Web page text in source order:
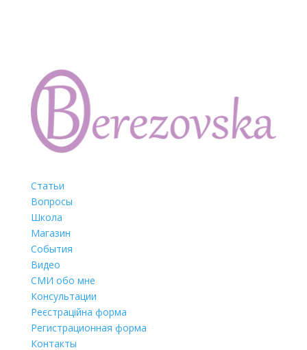
Статьи
Вопросы
Школа
Магазин
События
Видео
СМИ обо мне
Консультации
Реєстраційна форма
Регистрационная форма
Контакты